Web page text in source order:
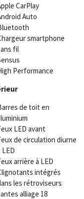
CarPlay
Auto
smartphone
fil
Performance
de toit en
LED avant
de circulation diurne
LED
arrière à LED
intégrés
les rétroviseurs
alliage 18